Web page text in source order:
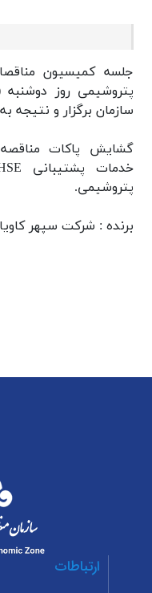
جلسه کميسيون
سازمان برگزار و
گشايش پاكات
پتروشيمی.
برنده : شركت سپهر
ارتباطات